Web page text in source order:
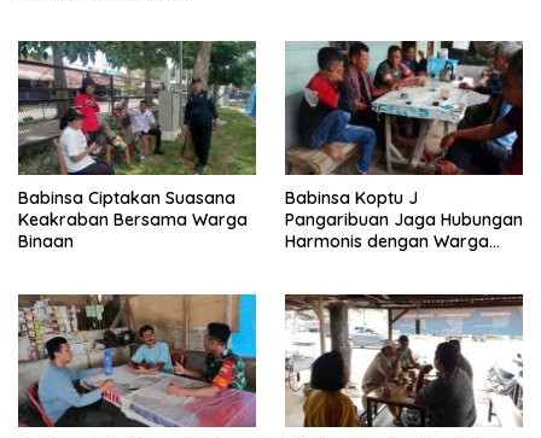
Babinsa Ciptakan Suasana
Keakraban Bersama Warga
Binaan
Babinsa Koptu J
Pangaribuan Jaga Hubungan
Harmonis dengan Warga